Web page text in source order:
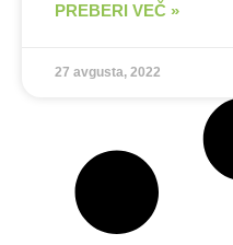
PREBERI VEČ »
27 avgusta, 2022